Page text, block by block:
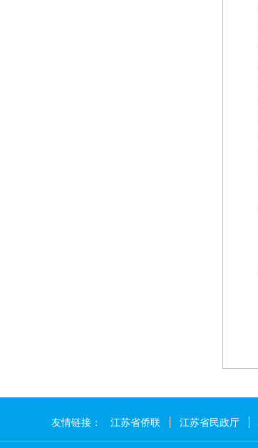
友情链接： 江苏省侨联 江苏省民政厅